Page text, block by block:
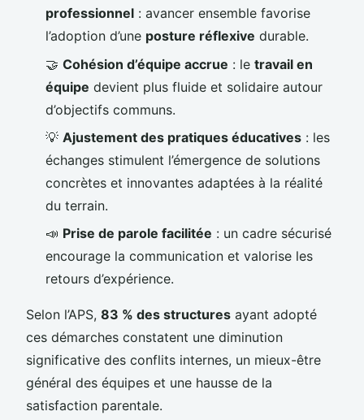
professionnel : avancer ensemble favorise
l’adoption d’une posture réflexive durable.
🤝 Cohésion d’équipe accrue : le travail en
équipe devient plus fluide et solidaire autour
d’objectifs communs.
💡 Ajustement des pratiques éducatives : les
échanges stimulent l’émergence de solutions
concrètes et innovantes adaptées à la réalité
du terrain.
📣 Prise de parole facilitée : un cadre sécurisé
encourage la communication et valorise les
retours d’expérience.
Selon l’APS, 83 % des structures ayant adopté
ces démarches constatent une diminution
significative des conflits internes, un mieux-être
général des équipes et une hausse de la
satisfaction parentale.